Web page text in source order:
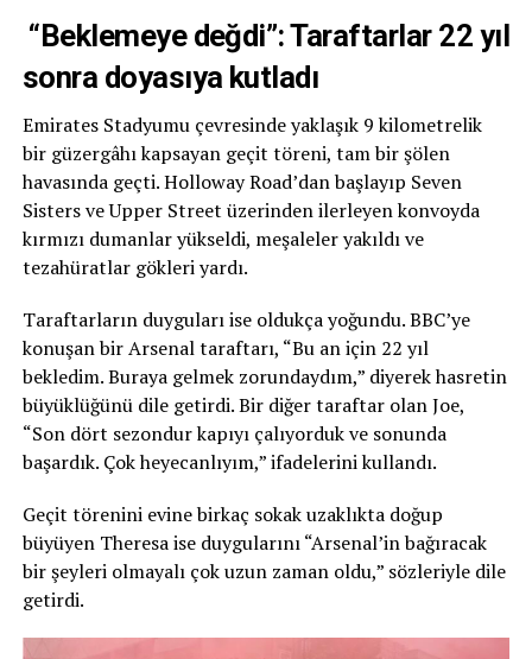
“Beklemeye değdi”: Taraftarlar 22 yıl
sonra doyasıya kutladı
Emirates Stadyumu çevresinde yaklaşık 9 kilometrelik
bir güzergâhı kapsayan geçit töreni, tam bir şölen
havasında geçti. Holloway Road’dan başlayıp Seven
Sisters ve Upper Street üzerinden ilerleyen konvoyda
kırmızı dumanlar yükseldi, meşaleler yakıldı ve
tezahüratlar gökleri yardı.
Taraftarların duyguları ise oldukça yoğundu. BBC’ye
konuşan bir Arsenal taraftarı, “Bu an için 22 yıl
bekledim. Buraya gelmek zorundaydım,” diyerek hasretin
büyüklüğünü dile getirdi. Bir diğer taraftar olan Joe,
“Son dört sezondur kapıyı çalıyorduk ve sonunda
başardık. Çok heyecanlıyım,” ifadelerini kullandı.
Geçit törenini evine birkaç sokak uzaklıkta doğup
büyüyen Theresa ise duygularını “Arsenal’in bağıracak
bir şeyleri olmayalı çok uzun zaman oldu,” sözleriyle dile
getirdi.